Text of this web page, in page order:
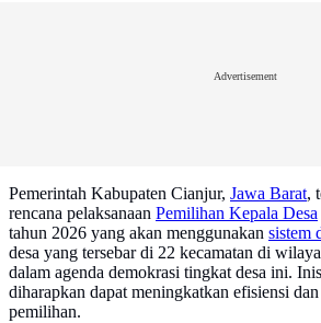
Advertisement
Pemerintah Kabupaten Cianjur, Jawa Barat,
rencana pelaksanaan Pemilihan Kepala Desa
tahun 2026 yang akan menggunakan sistem
desa yang tersebar di 22 kecamatan di
dalam agenda demokrasi tingkat desa ini.
diharapkan dapat meningkatkan efisiensi
pemilihan.